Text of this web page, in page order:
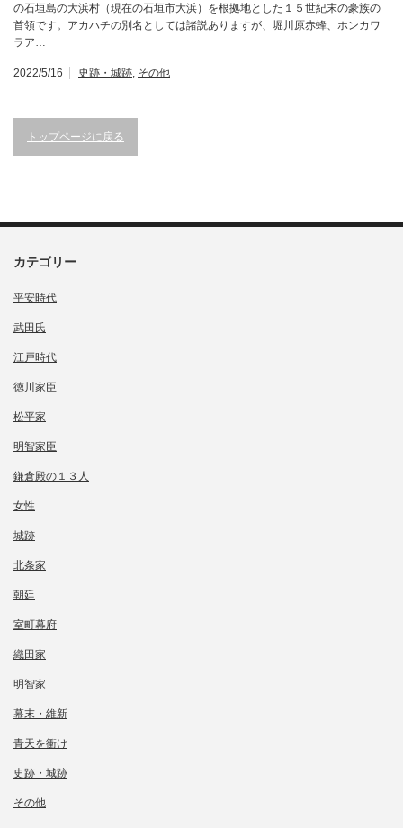
の石垣島の大浜村（現在の石垣市大浜）を根拠地とした１５世紀末の豪族の
首領です。アカハチの別名としては諸説ありますが、堀川原赤蜂、ホンカワ
ラア…
2022/5/16 史跡・城跡, その他
トップページに戻る
カテゴリー
平安時代
武田氏
江戸時代
徳川家臣
松平家
明智家臣
鎌倉殿の１３人
女性
城跡
北条家
朝廷
室町幕府
織田家
明智家
幕末・維新
青天を衝け
史跡・城跡
その他